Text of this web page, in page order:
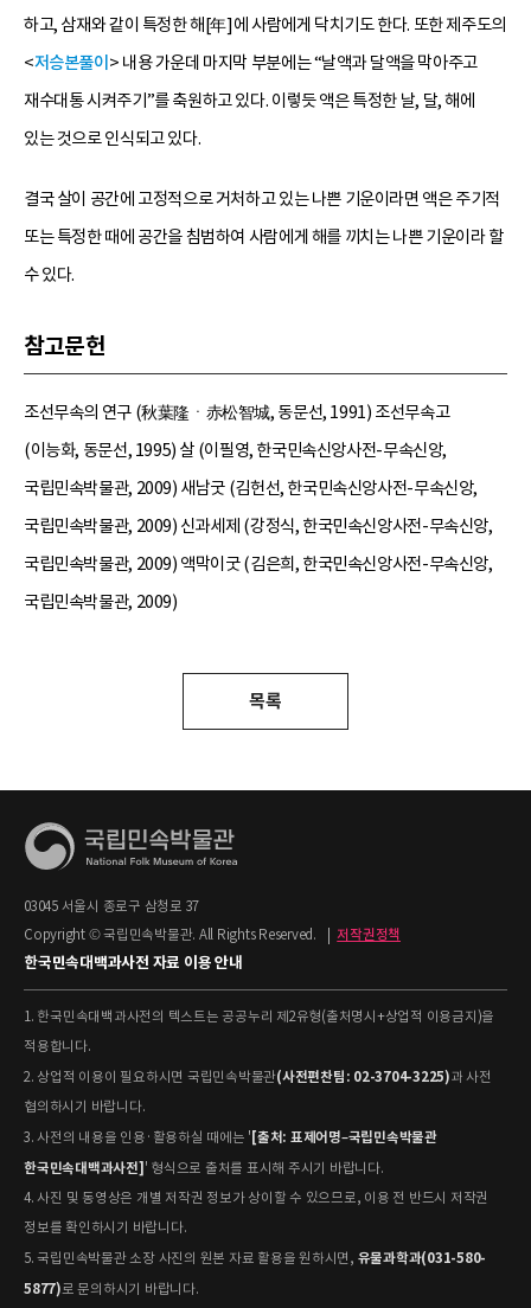
하고, 삼재와 같이 특정한 해[年]에 사람에게 닥치기도 한다. 또한 제주도의
<저승본풀이 > 내용 가운데 마지막 부분에는 “날액과 달액을 막아주고
재수대통 시켜주기”를 축원하고 있다. 이렇듯 액은 특정한 날, 달, 해에
있는 것으로 인식되고 있다.
결국 살이 공간에 고정적으로 거처하고 있는 나쁜 기운이라면 액은 주기적
또는 특정한 때에 공간을 침범하여 사람에게 해를 끼치는 나쁜 기운이라 할
수 있다.
참고문헌
조선무속의 연구 (秋葉隆ㆍ赤松智城, 동문선, 1991) 조선무속고
(이능화, 동문선, 1995) 살 (이필영, 한국민속신앙사전-무속신앙,
국립민속박물관, 2009) 새남굿 (김헌선, 한국민속신앙사전-무속신앙,
국립민속박물관, 2009) 신과세제 (강정식, 한국민속신앙사전-무속신앙,
국립민속박물관, 2009) 액막이굿 (김은희, 한국민속신앙사전-무속신앙,
국립민속박물관, 2009)
목록
03045 서울시 종로구 삼청로 37
Copyright © 국립민속박물관. All Rights Reserved.
저작권정책
한국민속대백과사전 자료 이용 안내
1. 한국민속대백과사전의 텍스트는 공공누리 제2유형(출처명시+상업적 이용금지)을
적용합니다.
2. 상업적 이용이 필요하시면 국립민속박물관(사전편찬팀: 02-3704-3225)과 사전
협의하시기 바랍니다.
3. 사전의 내용을 인용·활용하실 때에는 ' [출처: 표제어명–국립민속박물관
한국민속대백과사전] ' 형식으로 출처를 표시해 주시기 바랍니다.
4. 사진 및 동영상은 개별 저작권 정보가 상이할 수 있으므로, 이용 전 반드시 저작권
정보를 확인하시기 바랍니다.
5. 국립민속박물관 소장 사진의 원본 자료 활용을 원하시면, 유물과학과(031-580-
5877)로 문의하시기 바랍니다.